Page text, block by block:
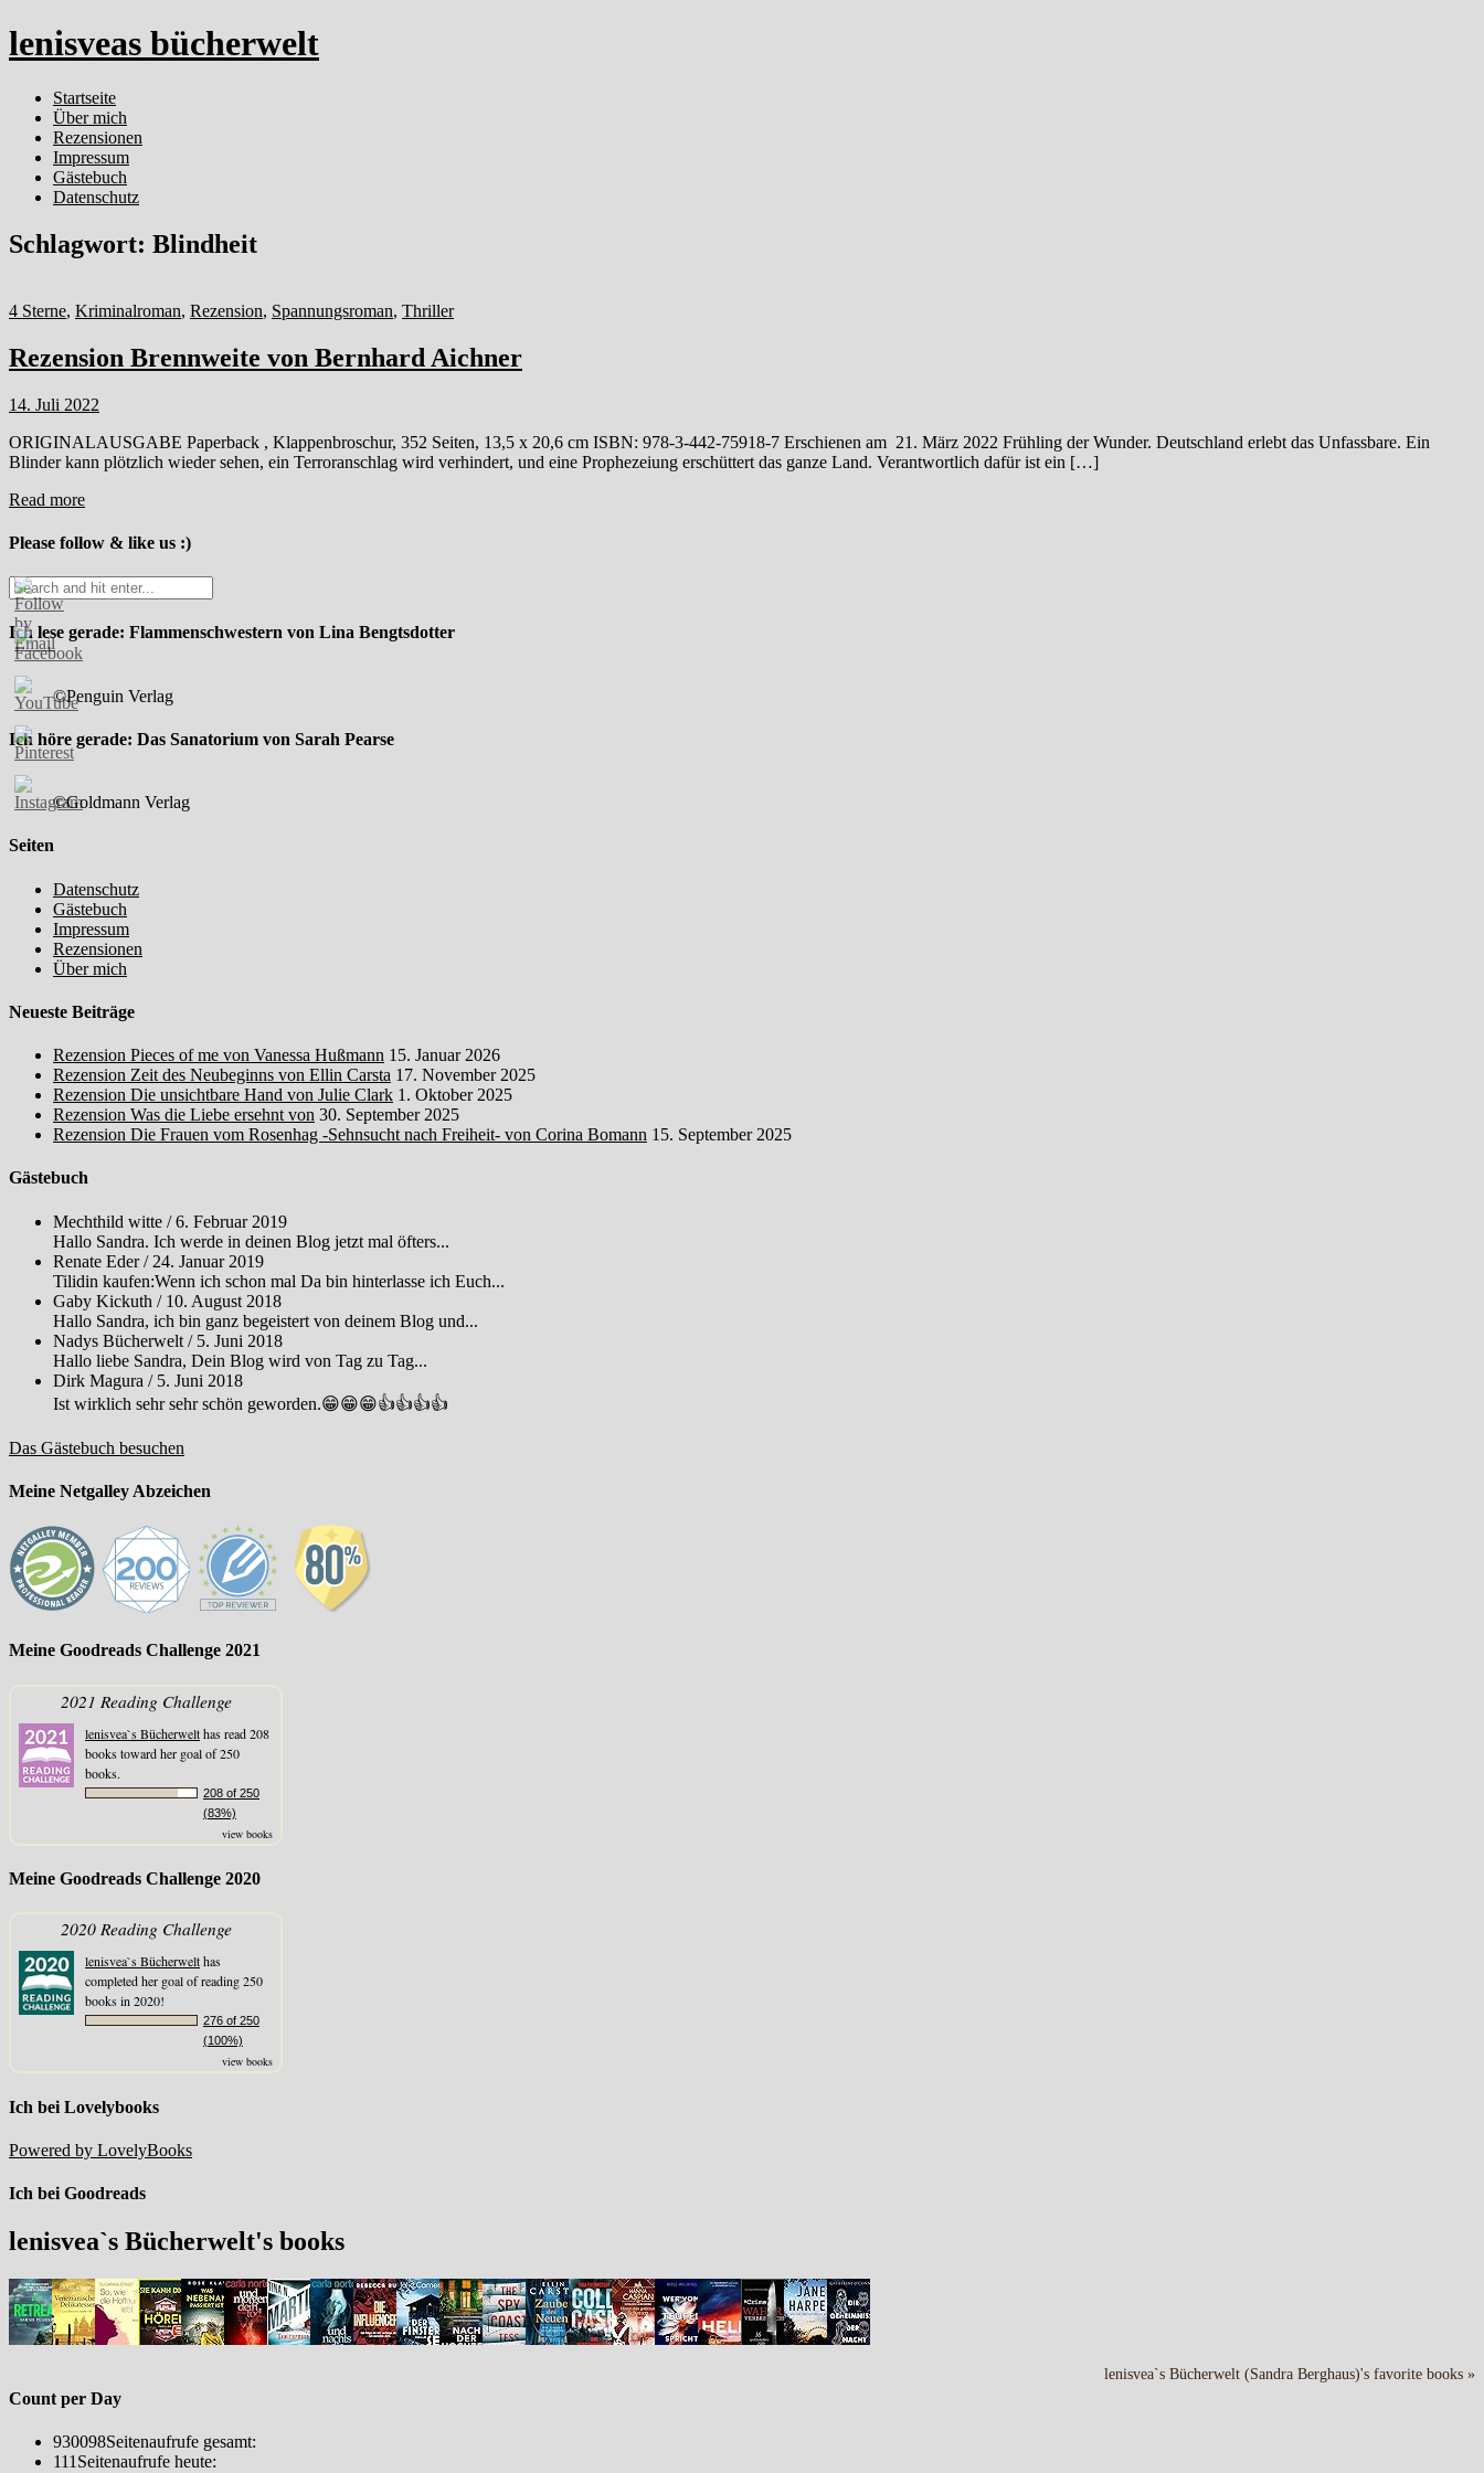
lenisveas bücherwelt
Startseite
Über mich
Rezensionen
Impressum
Gästebuch
Datenschutz
Schlagwort: Blindheit
4 Sterne, Kriminalroman, Rezension, Spannungsroman, Thriller
Rezension Brennweite von Bernhard Aichner
14. Juli 2022
ORIGINALAUSGABE Paperback , Klappenbroschur, 352 Seiten, 13,5 x 20,6 cm ISBN: 978-3-442-75918-7 Erschienen am 21. März 2022 Frühling der Wunder. Deutschland erlebt das Unfassbare. Ein
Blinder kann plötzlich wieder sehen, ein Terroranschlag wird verhindert, und eine Prophezeiung erschüttert das ganze Land. Verantwortlich dafür ist ein […]
Read more
Please follow & like us :)
Ich lese gerade: Flammenschwestern von Lina Bengtsdotter
©Penguin Verlag
Ich höre gerade: Das Sanatorium von Sarah Pearse
©Goldmann Verlag
Seiten
Datenschutz
Gästebuch
Impressum
Rezensionen
Über mich
Neueste Beiträge
Rezension Pieces of me von Vanessa Hußmann 15. Januar 2026
Rezension Zeit des Neubeginns von Ellin Carsta 17. November 2025
Rezension Die unsichtbare Hand von Julie Clark 1. Oktober 2025
Rezension Was die Liebe ersehnt von 30. September 2025
Rezension Die Frauen vom Rosenhag -Sehnsucht nach Freiheit- von Corina Bomann 15. September 2025
Gästebuch
Mechthild witte /6. Februar 2019
Hallo Sandra. Ich werde in deinen Blog jetzt mal öfters...
Renate Eder/ 24. Januar 2019
Tilidin kaufen:Wenn ich schon mal Da bin hinterlasse ich Euch...
Gaby Kickuth / 10. August 2018
Hallo Sandra, ich bin ganz begeistert von deinem Blog und...
Nadys Bücherwelt / 5. Juni 2018
Hallo liebe Sandra, Dein Blog wird von Tag zu Tag...
Dirk Magura / 5. Juni 2018
Ist wirklich sehr sehr schön geworden.😁😁😁👍👍👍👍
Das Gästebuch besuchen
Meine Netgalley Abzeichen
Meine Goodreads Challenge 2021
2021 Reading Challenge
lenisvea`s Bücherwelthas read 208
books toward her goal of 250
books.
208 of 250
(83%)
view books
Meine Goodreads Challenge 2020
2020 Reading Challenge
lenisvea`s Bücherwelthas
completed her goal of reading 250
books in 2020!
276 of 250
(100%)
view books
Ich bei Lovelybooks
Powered by LovelyBooks
Ich bei Goodreads
lenisvea`s Bücherwelt's books
lenisvea`s Bücherwelt (Sandra Berghaus)'s favorite books »
Count per Day
930098Seitenaufrufe gesamt:
111 Seitenaufrufe heute: